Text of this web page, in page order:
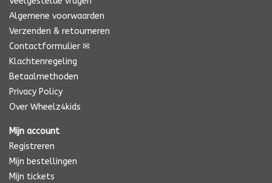
Algemene voorwaarden
Verzenden & retourneren
Contactformulier ✉
Klachtenregeling
Betaalmethoden
Privacy Policy
Over Wheelz4kids
Mijn account
Registreren
Mijn bestellingen
Mijn tickets